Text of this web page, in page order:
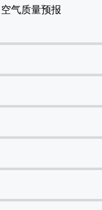
空气质量预报